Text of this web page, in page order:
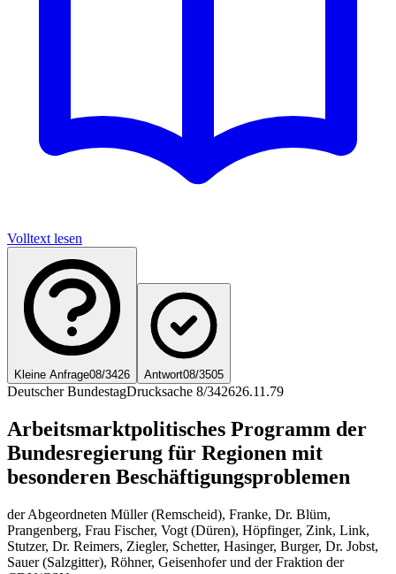
Volltext lesen
Kleine Anfrage08/3426 Antwort08/3505
Deutscher BundestagDrucksache 8/342626.11.79
Arbeitsmarktpolitisches Programm der
Bundesregierung für Regionen mit
besonderen Beschäftigungsproblemen
der Abgeordneten Müller (Remscheid), Franke, Dr. Blüm,
Prangenberg, Frau Fischer, Vogt (Düren), Höpfinger, Zink, Link,
Stutzer, Dr. Reimers, Ziegler, Schetter, Hasinger, Burger, Dr. Jobst,
Sauer (Salzgitter), Röhner, Geisenhofer und der Fraktion der